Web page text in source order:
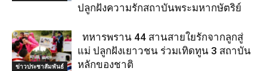
ปลูกฝังความรักสถาบันพระมหากษัตริย์
ข่าวประชาสัมพันธ์
ทหารพราน 44 สานสายใยรักจากลูกสู่
แม่ ปลูกฝังเยาวชน ร่วมเทิดทูน 3 สถาบัน
หลักของชาติ